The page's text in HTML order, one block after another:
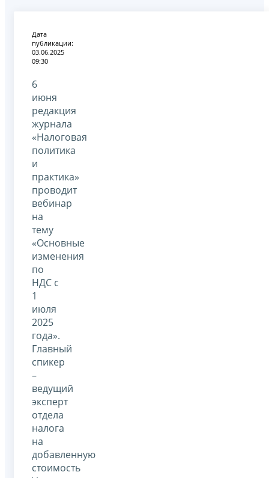
Дата
публикации:
03.06.2025
09:30
6
июня
редакция
журнала
«Налоговая
политика
и
практика»
проводит
вебинар
на
тему
«Основные
изменения
по
НДС с
1
июля
2025
года».
Главный
спикер
–
ведущий
эксперт
отдела
налога
на
добавленную
стоимость